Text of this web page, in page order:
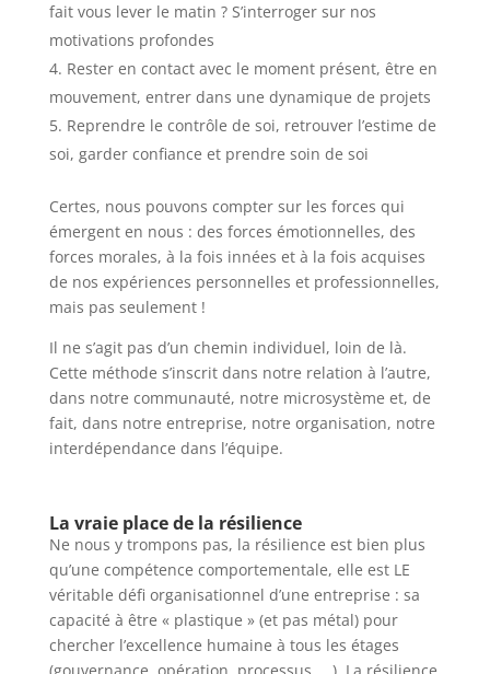
fait vous lever le matin ? S’interroger sur nos
motivations profondes
Rester en contact avec le moment présent, être en
mouvement, entrer dans une dynamique de projets
Reprendre le contrôle de soi, retrouver l’estime de
soi, garder confiance et prendre soin de soi
Certes, nous pouvons compter sur les forces qui
émergent en nous : des forces émotionnelles, des
forces morales, à la fois innées et à la fois acquises
de nos expériences personnelles et professionnelles,
mais pas seulement !
Il ne s’agit pas d’un chemin individuel, loin de là.
Cette méthode s’inscrit dans notre relation à l’autre,
dans notre communauté, notre microsystème et, de
fait, dans notre entreprise, notre organisation, notre
interdépendance dans l’équipe.
La vraie place de la résilience
Ne nous y trompons pas, la résilience est bien plus
qu’une compétence comportementale, elle est LE
véritable défi organisationnel d’une entreprise : sa
capacité à être « plastique » (et pas métal) pour
chercher l’excellence humaine à tous les étages